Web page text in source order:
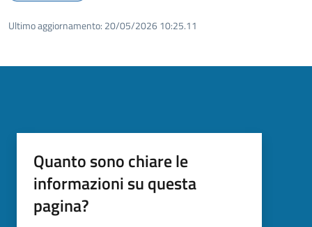
Ultimo aggiornamento: 20/05/2026 10:25.11
Quanto sono chiare le
informazioni su questa
pagina?